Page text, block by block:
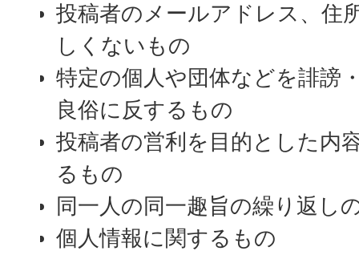
投稿者のメールアドレス、住
しくないもの
特定の個人や団体などを誹謗
良俗に反するもの
投稿者の営利を目的とした内
るもの
同一人の同一趣旨の繰り返し
個人情報に関するもの